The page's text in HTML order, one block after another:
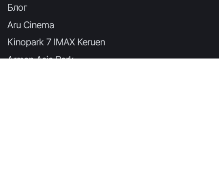
Блог
Aru Cinema
Kinopark 7 IMAX Keruen
Arman Asia Park